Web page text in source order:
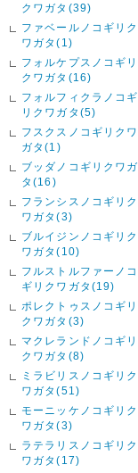
クワガタ(39)
ファベールノコギリク
ワガタ(1)
フォルケプスノコギリ
クワガタ(16)
フォルフィクラノコギ
リクワガタ(5)
フスクスノコギリクワ
ガタ(1)
ブッダノコギリクワガ
タ(16)
フランシスノコギリク
ワガタ(3)
ブルイジンノコギリク
ワガタ(10)
フルストルファーノコ
ギリクワガタ(19)
ポレクトゥスノコギリ
クワガタ(3)
マクレランドノコギリ
クワガタ(8)
ミラビリスノコギリク
ワガタ(51)
モーニッケノコギリク
ワガタ(3)
ラテラリスノコギリク
ワガタ(17)